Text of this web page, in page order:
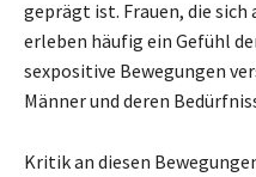
geprägt ist. Frauen, die
erleben häufig ein Gefühl
sexpositive Bewegungen
Männer und deren
Kritik an diesen